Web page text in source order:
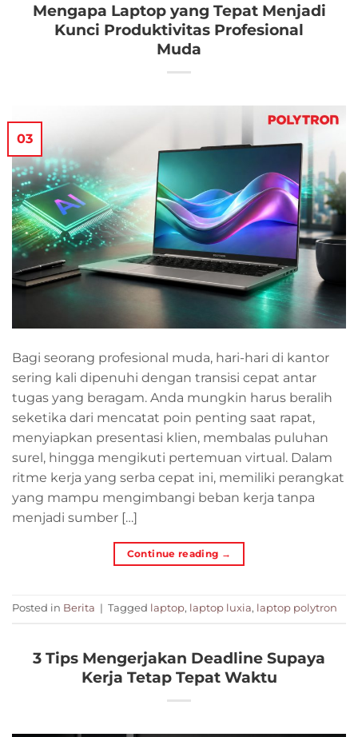
Mengapa Laptop yang Tepat Menjadi
Kunci Produktivitas Profesional
Muda
03
Bagi seorang profesional muda, hari-hari di kantor
sering kali dipenuhi dengan transisi cepat antar
tugas yang beragam. Anda mungkin harus beralih
seketika dari mencatat poin penting saat rapat,
menyiapkan presentasi klien, membalas puluhan
surel, hingga mengikuti pertemuan virtual. Dalam
ritme kerja yang serba cepat ini, memiliki perangkat
yang mampu mengimbangi beban kerja tanpa
menjadi sumber […]
Continue reading →
Posted in Berita | Tagged laptop, laptop luxia, laptop polytron
3 Tips Mengerjakan Deadline Supaya
Kerja Tetap Tepat Waktu